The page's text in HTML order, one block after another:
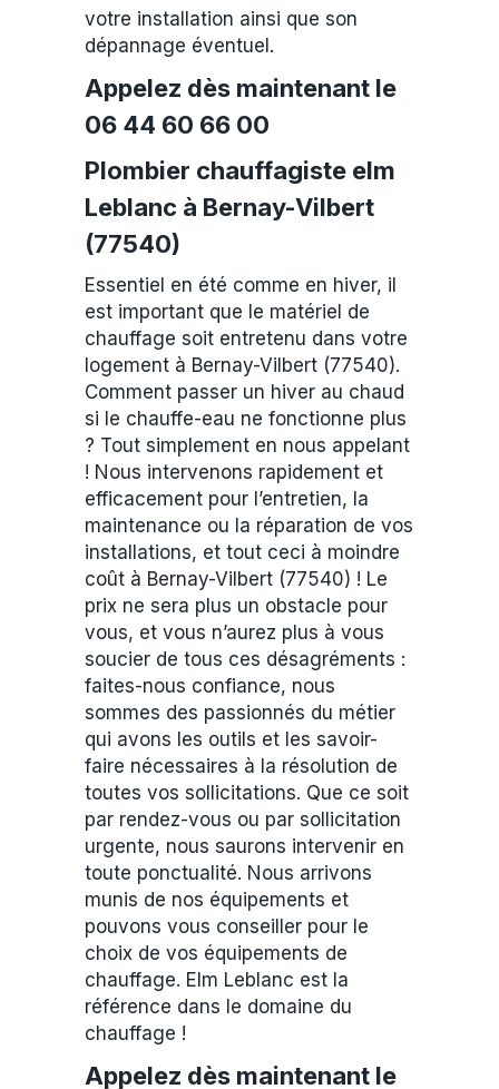
votre installation ainsi que son
dépannage éventuel.
Appelez dès maintenant le
06 44 60 66 00
Plombier chauffagiste elm
Leblanc à Bernay-Vilbert
(77540)
Essentiel en été comme en hiver, il
est important que le matériel de
chauffage soit entretenu dans votre
logement à Bernay-Vilbert (77540).
Comment passer un hiver au chaud
si le chauffe-eau ne fonctionne plus
? Tout simplement en nous appelant
! Nous intervenons rapidement et
efficacement pour l’entretien, la
maintenance ou la réparation de vos
installations, et tout ceci à moindre
coût à Bernay-Vilbert (77540) ! Le
prix ne sera plus un obstacle pour
vous, et vous n’aurez plus à vous
soucier de tous ces désagréments :
faites-nous confiance, nous
sommes des passionnés du métier
qui avons les outils et les savoir-
faire nécessaires à la résolution de
toutes vos sollicitations. Que ce soit
par rendez-vous ou par sollicitation
urgente, nous saurons intervenir en
toute ponctualité. Nous arrivons
munis de nos équipements et
pouvons vous conseiller pour le
choix de vos équipements de
chauffage. Elm Leblanc est la
référence dans le domaine du
chauffage !
Appelez dès maintenant le